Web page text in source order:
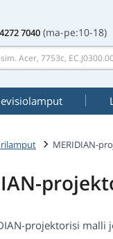
7040 (ma-pe:10-18)
MERIDIAN-
projektorisi malli